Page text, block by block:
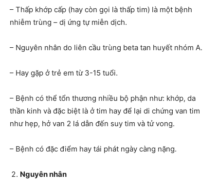
– Thấp khớp cấp (hay còn gọi là thấp tim) là một bệnh
nhiễm trùng – dị ứng tự miễn dịch.
– Nguyên nhân do liên cầu trùng beta tan huyết nhóm A.
– Hay gặp ở trẻ em từ 3-15 tuổi.
– Bệnh có thể tổn thương nhiều bộ phận như: khớp, da
thần kinh và đặc biệt là ở tim hay để lại di chứng van tim
như hẹp, hở van 2 lá dẫn đến suy tim và tử vong.
– Bệnh có đặc điểm hay tái phát ngày càng nặng.
Nguyên nhân